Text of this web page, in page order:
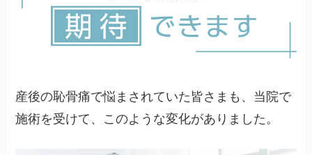
産後の恥骨痛で悩まされていた皆さまも、当院で
施術を受けて、このような変化がありました。